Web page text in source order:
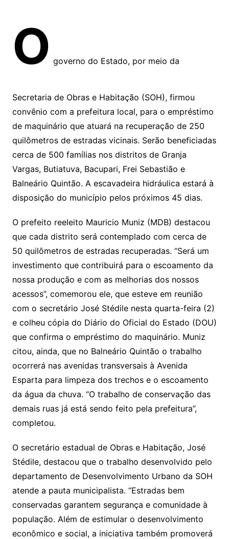
O governo do Estado, por meio da
Secretaria de Obras e Habitação (SOH), firmou
convênio com a prefeitura local, para o empréstimo
de maquinário que atuará na recuperação de 250
quilômetros de estradas vicinais. Serão beneficiadas
cerca de 500 famílias nos distritos de Granja
Vargas, Butiatuva, Bacupari, Frei Sebastião e
Balneário Quintão. A escavadeira hidráulica estará à
disposição do município pelos próximos 45 dias.
O prefeito reeleito Mauricio Muniz (MDB) destacou
que cada distrito será contemplado com cerca de
50 quilômetros de estradas recuperadas. “Será um
investimento que contribuirá para o escoamento da
nossa produção e com as melhorias dos nossos
acessos”, comemorou ele, que esteve em reunião
com o secretário José Stédile nesta quarta-feira (2)
e colheu cópia do Diário do Oficial do Estado (DOU)
que confirma o empréstimo do maquinário. Muniz
citou, ainda, que no Balneário Quintão o trabalho
ocorrerá nas avenidas transversais à Avenida
Esparta para limpeza dos trechos e o escoamento
da água da chuva. “O trabalho de conservação das
demais ruas já está sendo feito pela prefeitura”,
completou.
O secretário estadual de Obras e Habitação, José
Stédile, destacou que o trabalho desenvolvido pelo
departamento de Desenvolvimento Urbano da SOH
atende a pauta municipalista. “Estradas bem
conservadas garantem segurança e comunidade à
população. Além de estimular o desenvolvimento
econômico e social, a iniciativa também promoverá